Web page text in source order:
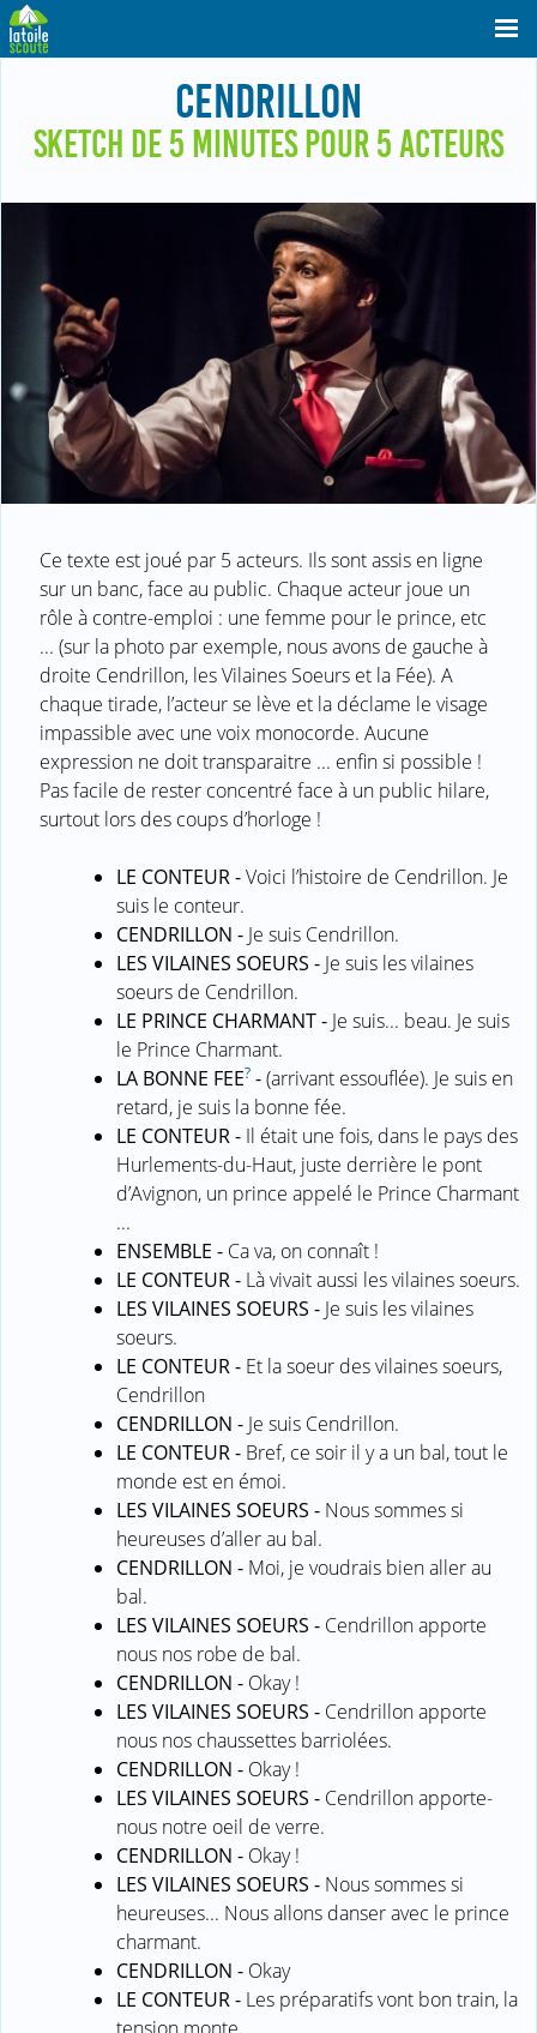
CENDRILLON
SKETCH DE 5 MINUTES POUR 5 ACTEURS
Ce texte est joué par 5 acteurs. Ils sont assis en ligne
sur un banc, face au public. Chaque acteur joue un
rôle à contre-emploi : une femme pour le prince, etc
... (sur la photo par exemple, nous avons de gauche à
droite Cendrillon, les Vilaines Soeurs et la Fée). A
chaque tirade, l’acteur se lève et la déclame le visage
impassible avec une voix monocorde. Aucune
expression ne doit transparaitre ... enfin si possible !
Pas facile de rester concentré face à un public hilare,
surtout lors des coups d’horloge !
LE CONTEUR -Voici l’histoire de Cendrillon. Je
suis le conteur.
CENDRILLON - Je suis Cendrillon.
LES VILAINES SOEURS - Je suis les vilaines
soeurs de Cendrillon.
LE PRINCE CHARMANT - Je suis... beau. Je suis
le Prince Charmant.
LA BONNE FEE? -(arrivant essouflée). Je suis en
retard, je suis la bonne fée.
LE CONTEUR - Il était une fois, dans le pays des
Hurlements-du-Haut, juste derrière le pont
d’Avignon, un prince appelé le Prince Charmant
...
ENSEMBLE - Ca va, on connaît !
LE CONTEUR - Là vivait aussi les vilaines soeurs.
LES VILAINES SOEURS - Je suis les vilaines
soeurs.
LE CONTEUR - Et la soeur des vilaines soeurs,
Cendrillon
CENDRILLON - Je suis Cendrillon.
LE CONTEUR - Bref, ce soir il y a un bal, tout le
monde est en émoi.
LES VILAINES SOEURS - Nous sommes si
heureuses d’aller au bal.
CENDRILLON - Moi, je voudrais bien aller au
bal.
LES VILAINES SOEURS - Cendrillon apporte
nous nos robe de bal.
CENDRILLON - Okay !
LES VILAINES SOEURS - Cendrillon apporte
nous nos chaussettes barriolées.
CENDRILLON - Okay !
LES VILAINES SOEURS - Cendrillon apporte-
nous notre oeil de verre.
CENDRILLON - Okay !
LES VILAINES SOEURS - Nous sommes si
heureuses... Nous allons danser avec le prince
charmant.
CENDRILLON - Okay
LE CONTEUR - Les préparatifs vont bon train, la